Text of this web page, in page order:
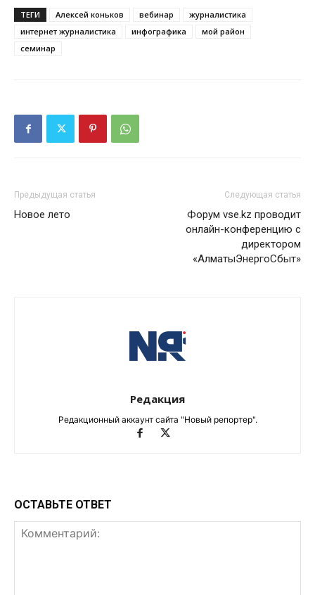
ТЕГИ Алексей коньков вебинар
журналистика
интернет журналистика
инфографика
мой район
семинар
Предыдущая статья
Новое лето
Следующая статья
Форум vse.kz проводит
онлайн-конференцию с
директором
«АлматыЭнергоСбыт»
Редакция
Редакционный аккаунт сайта "Новый репортер".
ОСТАВЬТЕ ОТВЕТ